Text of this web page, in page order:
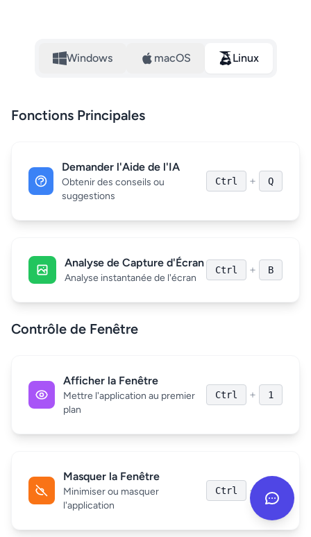
Windows macOS Linux
Fonctions Principales
Demander l'Aide de l'IA
Obtenir des conseils ou
suggestions
Ctrl + Q
Analyse de Capture d'Écran
Analyse instantanée de l'écran
Ctrl + B
Contrôle de Fenêtre
Afficher la Fenêtre
Mettre l'application au premier
plan
Ctrl + 1
Masquer la Fenêtre
Minimiser ou masquer
l'application
Ctrl + 2